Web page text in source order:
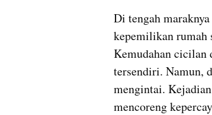
Di tengah
kepemilikan rumah
Kemudahan cicilan
tersendiri. Namun,
mengintai.
mencoreng